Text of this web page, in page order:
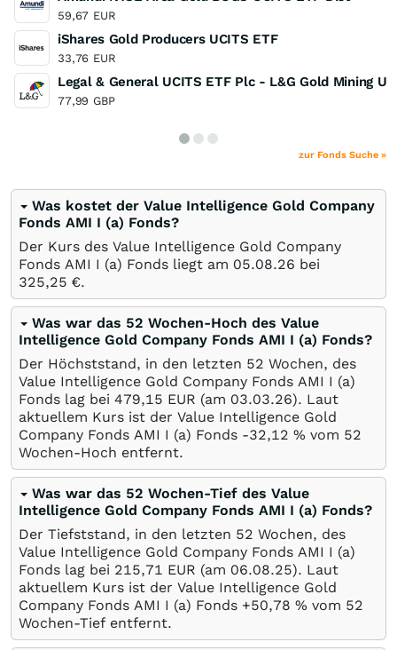
59,67 EUR
iShares Gold Producers UCITS ETF
33,76 EUR
Legal & General UCITS ETF Plc - L&G Gold Mining
77,99 GBP
zur Fonds Suche »
Was kostet der Value Intelligence Gold Company
Fonds AMI I (a) Fonds?
Der Kurs des Value Intelligence Gold Company
Fonds AMI I (a) Fonds liegt am 05.08.26 bei
325,25 €.
Was war das 52 Wochen-Hoch des Value
Intelligence Gold Company Fonds AMI I (a) Fonds?
Der Höchststand, in den letzten 52 Wochen, des
Value Intelligence Gold Company Fonds AMI I (a)
Fonds lag bei 479,15 EUR (am 03.03.26). Laut
aktuellem Kurs ist der Value Intelligence Gold
Company Fonds AMI I (a) Fonds -32,12 % vom 52
Wochen-Hoch entfernt.
Was war das 52 Wochen-Tief des Value
Intelligence Gold Company Fonds AMI I (a) Fonds?
Der Tiefststand, in den letzten 52 Wochen, des
Value Intelligence Gold Company Fonds AMI I (a)
Fonds lag bei 215,71 EUR (am 06.08.25). Laut
aktuellem Kurs ist der Value Intelligence Gold
Company Fonds AMI I (a) Fonds +50,78 % vom 52
Wochen-Tief entfernt.